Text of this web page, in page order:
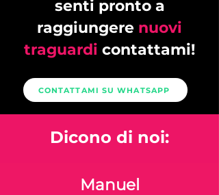
senti pronto a
raggiungere nuovi
traguardi contattami!
CONTATTAMI SU WHATSAPP
Dicono di noi:
Manuel